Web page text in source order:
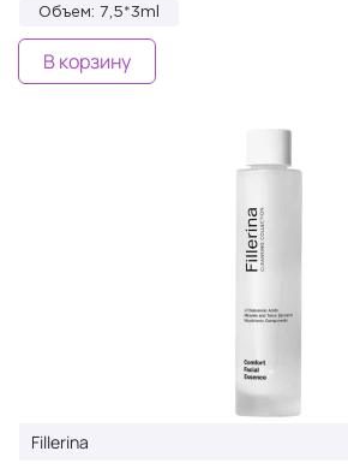
Объем: 7,5*3ml
В корзину
Fillerina